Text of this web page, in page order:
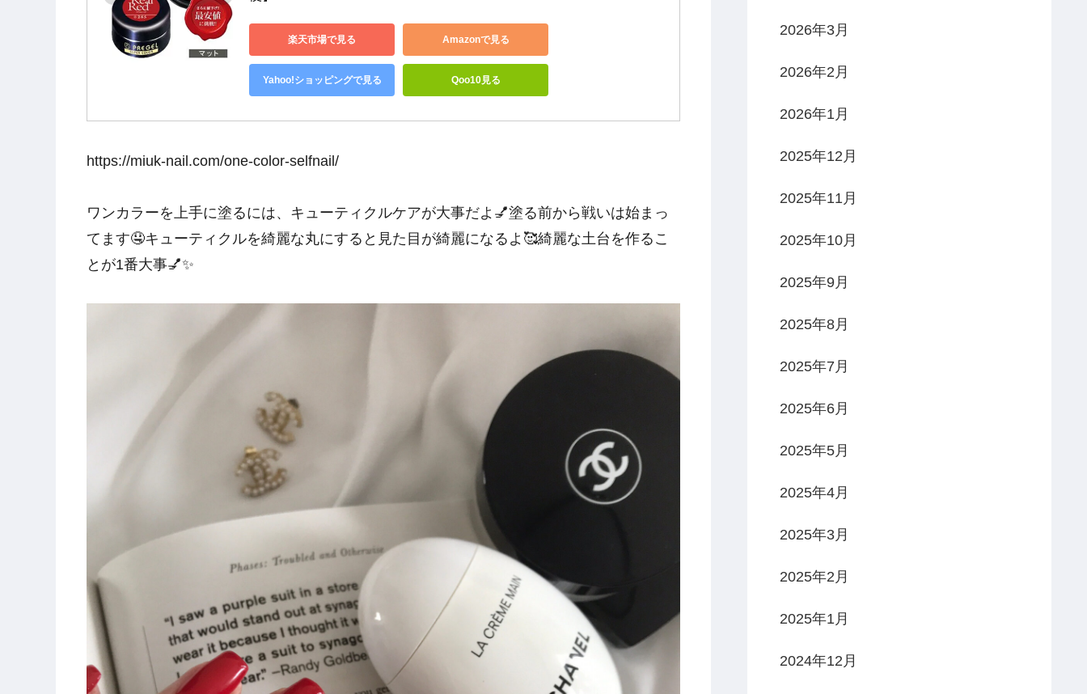
楽天市場で見る Amazonで見る
Yahoo!ショッピングで見る Qoo10見る
https://miuk-nail.com/one-color-selfnail/
ワンカラーを上手に塗るには、キューティクルケアが大事だよ💅塗る前から戦いは始まっ
てます🤤キューティクルを綺麗な丸にすると見た目が綺麗になるよ🥰綺麗な土台を作るこ
とが1番大事💅✨
2026年3月
2026年2月
2026年1月
2025年12月
2025年11月
2025年10月
2025年9月
2025年8月
2025年7月
2025年6月
2025年5月
2025年4月
2025年3月
2025年2月
2025年1月
2024年12月